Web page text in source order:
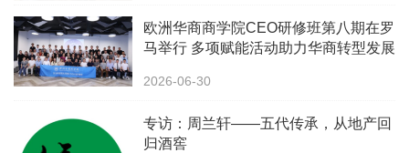
欧洲华商商学院CEO研修班第八期在罗
马举行 多项赋能活动助力华商转型发展
2026-06-30
专访：周兰轩——五代传承，从地产回
归酒窖